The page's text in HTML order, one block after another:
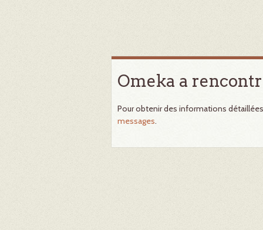
Omeka a
Pour obtenir des informations
messages.